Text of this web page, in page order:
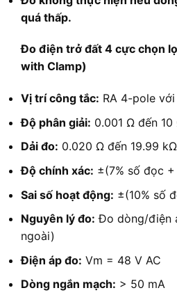
quá thấp.
Đo điện trở đất 4 cực chọn
with Clamp)
Vị trí công tắc: RA 4-pole
Độ phân giải: 0.001 Ω đến
Dải đo: 0.020 Ω đến 19.99 kΩ
Độ chính xác: ±(7% số đọc
Sai số hoạt động: ±(10% số
Nguyên lý đo: Đo dòng/điện
ngoài)
Điện áp đo: Vm = 48 V AC
Dòng ngắn mạch: > 50 mA